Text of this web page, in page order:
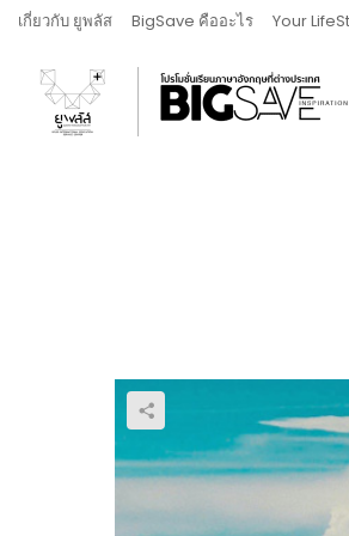
เกี่ยวกับ ยูพลัส BigSave คืออะไร Your